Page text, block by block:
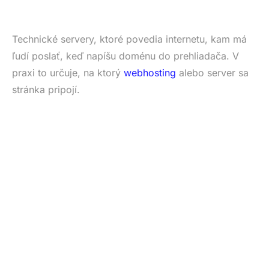
Technické servery, ktoré povedia internetu, kam má
ľudí poslať, keď napíšu doménu do prehliadača. V
praxi to určuje, na ktorý webhosting alebo server sa
stránka pripojí.